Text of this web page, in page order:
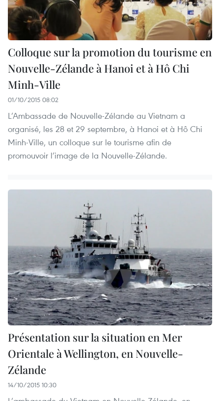
Colloque sur la promotion du tourisme en
Nouvelle-Zélande à Hanoi et à Hô Chi
Minh-Ville
01/10/2015 08:02
L’Ambassade de Nouvelle-Zélande au Vietnam a
organisé, les 28 et 29 septembre, à Hanoi et à Hô Chi
Minh-Ville, un colloque sur le tourisme afin de
promouvoir l’image de la Nouvelle-Zélande.
Présentation sur la situation en Mer
Orientale à Wellington, en Nouvelle-
Zélande
14/10/2015 10:30